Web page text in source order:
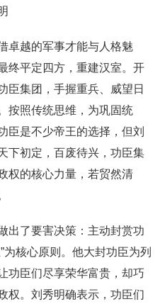
卓越的军事才能与人格魅
终平定四方，重建汉室。开
臣集团，手握重兵、威望日
按照传统思维，为巩固统
臣是不少帝王的选择，但刘
下初定，百废待兴，功臣集
权的核心力量，若贸然清
出了要害决策：主动封赏功
为核心原则。他大封功臣为列
功臣们尽享荣华富贵，却巧
权。刘秀明确表示，功臣们